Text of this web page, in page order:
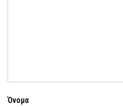
Όνομα